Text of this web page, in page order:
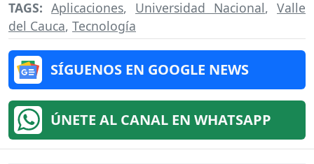
TAGS: Aplicaciones, Universidad Nacional, Valle
del Cauca, Tecnología
SÍGUENOS EN GOOGLE NEWS
ÚNETE AL CANAL EN WHATSAPP